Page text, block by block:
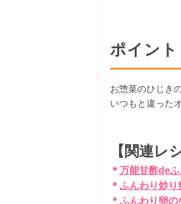
ポイント
お惣菜のひじき
いつもと違った
【関連レ
＊ 万能甘酢de
＊ ふんわり炒り
＊ ふんわり卵の